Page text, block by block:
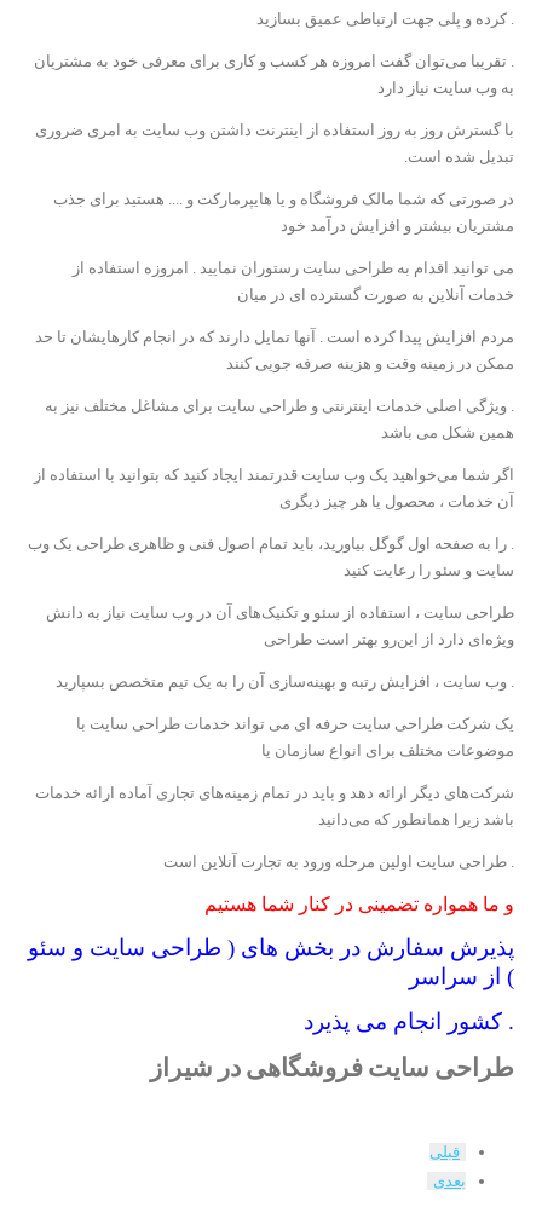
. کرده و پلی جهت ارتباطی عمیق بسازید
. تقریبا می‌توان گفت امروزه هر کسب و کاری برای معرفی خود به مشتریان
به وب سایت نیاز دارد
با گسترش روز به روز استفاده از اینترنت داشتن وب سایت به امری ضروری
تبدیل شده است.
در صورتی که شما مالک فروشگاه و یا هایپرمارکت و .... هستید برای جذب
مشتریان بیشتر و افزایش درآمد خود
می توانید اقدام به طراحی سایت رستوران نمایید . امروزه استفاده از
خدمات آنلاین به صورت گسترده ای در میان
مردم افزایش پیدا کرده است . آنها تمایل دارند که در انجام کارهایشان تا حد
ممکن در زمینه وقت و هزینه صرفه جویی کنند
. ویژگی اصلی خدمات اینترنتی و طراحی سایت برای مشاغل مختلف نیز به
همین شکل می باشد
اگر شما می‌خواهید یک وب سایت قدرتمند ایجاد کنید که بتوانید با استفاده از
آن خدمات ، محصول یا هر چیز دیگری
. را به صفحه اول گوگل بیاورید، باید تمام اصول فنی و ظاهری طراحی یک وب
سایت و سئو را رعایت کنید
طراحی سایت ، استفاده از سئو و تکنیک‌های آن در وب سایت نیاز به دانش
ویژه‌ای دارد از این‌رو بهتر است طراحی
. وب سایت ، افزایش رتبه و بهینه‌سازی آن را به یک تیم متخصص بسپارید
یک شرکت طراحی سایت حرفه ای می تواند خدمات طراحی سایت با
موضوعات مختلف برای انواع سازمان یا
شرکت‌های دیگر ارائه ‌دهد و باید در تمام زمینه‌های تجاری آماده ارائه خدمات
باشد زیرا همانطور که می‌دانید
. طراحی سایت اولین مرحله ورود به تجارت آنلاین است
و ما همواره تضمینی در کنار شما هستیم
پذیرش سفارش در بخش های ( طراحی سایت و سئو
) از سراسر
. کشور انجام می پذیرد
طراحی سایت فروشگاهی در شیراز
قبلی
بعدی